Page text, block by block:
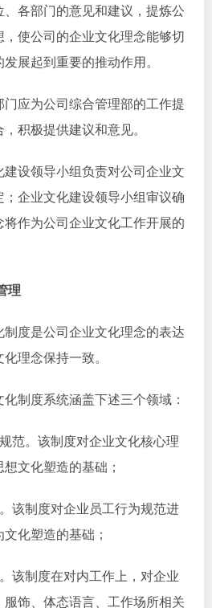
各部门的意见和建议，提炼公
使公司的企业文化理念能够切
展起到重要的推动作用。
应为公司综合管理部的工作提
积极提供建议和意见。
设领导小组负责对公司企业文
企业文化建设领导小组审议确
作为公司企业文化工作开展的
理
度是公司企业文化理念的表达
理念保持一致。
制度系统涵盖下述三个领域：
范。该制度对企业文化核心理
文化塑造的基础；
该制度对企业员工行为规范进
化塑造的基础；
该制度在对内工作上，对企业
饰、体态语言、工作场所相关